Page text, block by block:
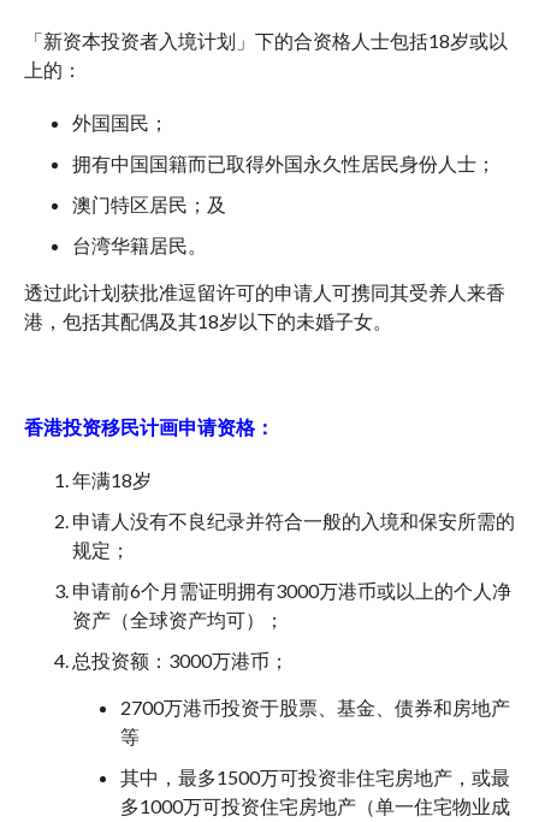
「新资本投资者入境计划」下的合资格人士包括18岁或以
上的：
外国国民；
拥有中国国籍而已取得外国永久性居民身份人士；
澳门特区居民；及
台湾华籍居民。
透过此计划获批准逗留许可的申请人可携同其受养人来香
港，包括其配偶及其18岁以下的未婚子女。
香港投资移民计画申请资格：
年满18岁
申请人没有不良纪录并符合一般的入境和保安所需的
规定；
申请前6个月需证明拥有3000万港币或以上的个人净
资产（全球资产均可）；
总投资额：3000万港币；
2700万港币投资于股票、基金、债券和房地产
等
其中，最多1500万可投资非住宅房地产，或最
多1000万可投资住宅房地产（单一住宅物业成